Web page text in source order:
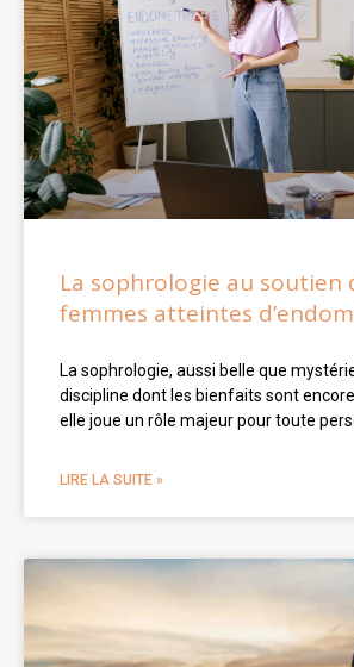
La sophrologie au soutien
femmes atteintes
La sophrologie, aussi belle que
discipline dont les bienfaits sont
elle joue un rôle majeur pour toute
LIRE LA SUITE »